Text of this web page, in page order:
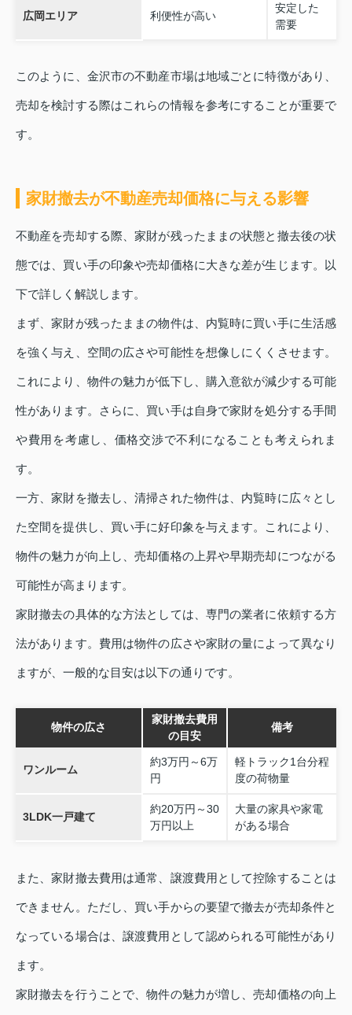
広岡エリア 利便性が高い
安定した
需要
このように、金沢市の不動産市場は地域ごとに特徴があり、
売却を検討する際はこれらの情報を参考にすることが重要で
す。
家財撤去が不動産売却価格に与える影響
不動産を売却する際、家財が残ったままの状態と撤去後の状
態では、買い手の印象や売却価格に大きな差が生じます。以
下で詳しく解説します。
まず、家財が残ったままの物件は、内覧時に買い手に生活感
を強く与え、空間の広さや可能性を想像しにくくさせます。
これにより、物件の魅力が低下し、購入意欲が減少する可能
性があります。さらに、買い手は自身で家財を処分する手間
や費用を考慮し、価格交渉で不利になることも考えられま
す。
一方、家財を撤去し、清掃された物件は、内覧時に広々とし
た空間を提供し、買い手に好印象を与えます。これにより、
物件の魅力が向上し、売却価格の上昇や早期売却につながる
可能性が高まります。
家財撤去の具体的な方法としては、専門の業者に依頼する方
法があります。費用は物件の広さや家財の量によって異なり
ますが、一般的な目安は以下の通りです。
物件の広さ
家財撤去費用
の目安
備考
ワンルーム
約3万円～6万
円
軽トラック1台分程
度の荷物量
3LDK一戸建て
約20万円～30
万円以上
大量の家具や家電
がある場合
また、家財撤去費用は通常、譲渡費用として控除することは
できません。ただし、買い手からの要望で撤去が売却条件と
なっている場合は、譲渡費用として認められる可能性があり
ます。
家財撤去を行うことで、物件の魅力が増し、売却価格の向上